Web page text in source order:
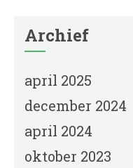
Archief
april 2025
december 2024
april 2024
oktober 2023